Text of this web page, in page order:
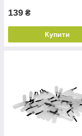
139 ₴
Купити